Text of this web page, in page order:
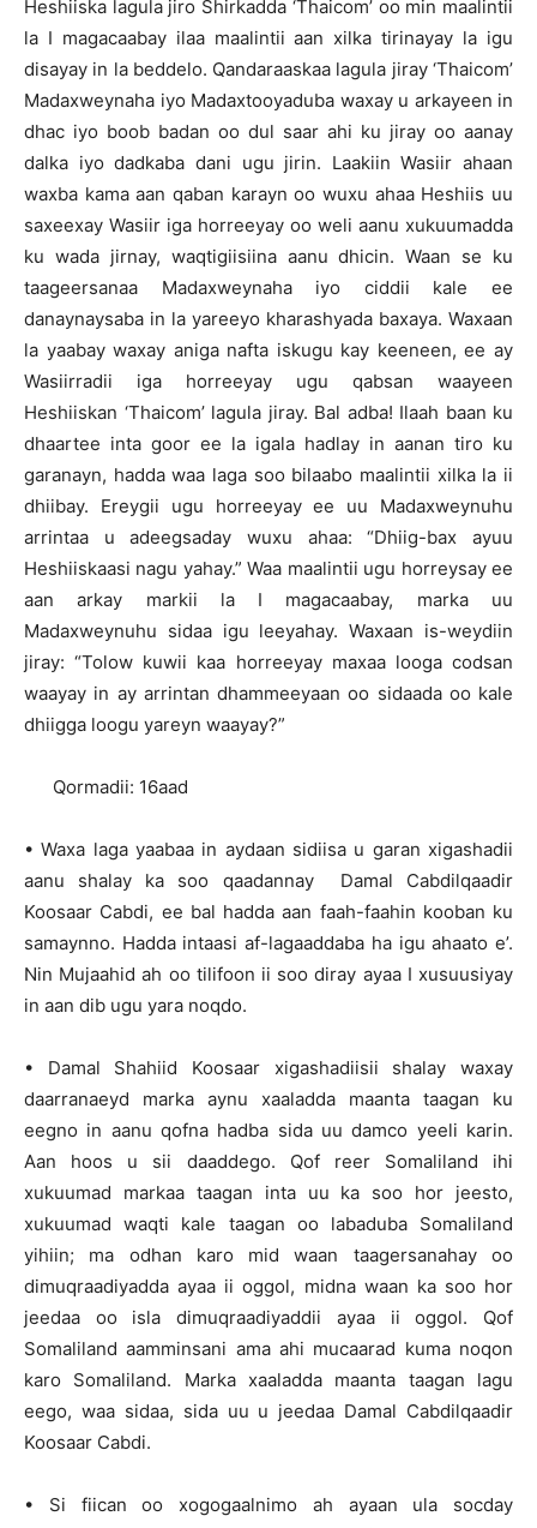
Heshiiska lagula jiro Shirkadda ‘Thaicom’ oo min maalintii
la I magacaabay ilaa maalintii aan xilka tirinayay la igu
disayay in la beddelo. Qandaraaskaa lagula jiray ‘Thaicom’
Madaxweynaha iyo Madaxtooyaduba waxay u arkayeen in
dhac iyo boob badan oo dul saar ahi ku jiray oo aanay
dalka iyo dadkaba dani ugu jirin. Laakiin Wasiir ahaan
waxba kama aan qaban karayn oo wuxu ahaa Heshiis uu
saxeexay Wasiir iga horreeyay oo weli aanu xukuumadda
ku wada jirnay, waqtigiisiina aanu dhicin. Waan se ku
taageersanaa Madaxweynaha iyo ciddii kale ee
danaynaysaba in la yareeyo kharashyada baxaya. Waxaan
la yaabay waxay aniga nafta iskugu kay keeneen, ee ay
Wasiirradii iga horreeyay ugu qabsan waayeen
Heshiiskan ‘Thaicom’ lagula jiray. Bal adba! Ilaah baan ku
dhaartee inta goor ee la igala hadlay in aanan tiro ku
garanayn, hadda waa laga soo bilaabo maalintii xilka la ii
dhiibay. Ereygii ugu horreeyay ee uu Madaxweynuhu
arrintaa u adeegsaday wuxu ahaa: “Dhiig-bax ayuu
Heshiiskaasi nagu yahay.” Waa maalintii ugu horreysay ee
aan arkay markii la I magacaabay, marka uu
Madaxweynuhu sidaa igu leeyahay. Waxaan is-weydiin
jiray: “Tolow kuwii kaa horreeyay maxaa looga codsan
waayay in ay arrintan dhammeeyaan oo sidaada oo kale
dhiigga loogu yareyn waayay?”
Qormadii: 16aad
• Waxa laga yaabaa in aydaan sidiisa u garan xigashadii
aanu shalay ka soo qaadannay Damal Cabdilqaadir
Koosaar Cabdi, ee bal hadda aan faah-faahin kooban ku
samaynno. Hadda intaasi af-lagaaddaba ha igu ahaato e’.
Nin Mujaahid ah oo tilifoon ii soo diray ayaa I xusuusiyay
in aan dib ugu yara noqdo.
• Damal Shahiid Koosaar xigashadiisii shalay waxay
daarranaeyd marka aynu xaaladda maanta taagan ku
eegno in aanu qofna hadba sida uu damco yeeli karin.
Aan hoos u sii daaddego. Qof reer Somaliland ihi
xukuumad markaa taagan inta uu ka soo hor jeesto,
xukuumad waqti kale taagan oo labaduba Somaliland
yihiin; ma odhan karo mid waan taagersanahay oo
dimuqraadiyadda ayaa ii oggol, midna waan ka soo hor
jeedaa oo isla dimuqraadiyaddii ayaa ii oggol. Qof
Somaliland aamminsani ama ahi mucaarad kuma noqon
karo Somaliland. Marka xaaladda maanta taagan lagu
eego, waa sidaa, sida uu u jeedaa Damal Cabdilqaadir
Koosaar Cabdi.
• Si fiican oo xogogaalnimo ah ayaan ula socday